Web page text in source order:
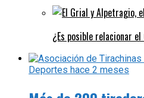
¿Es posible relacionar
Deportes hace 2 meses